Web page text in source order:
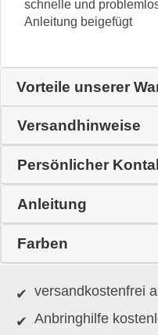
schnelle und
Anleitung beigefügt
Vorteile unserer
Versandhinweise
Persönlicher
Anleitung
Farben
versandkostenfrei
Anbringhilfe